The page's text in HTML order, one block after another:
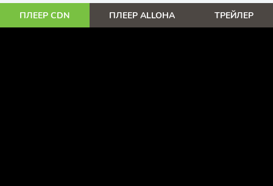
ПЛЕЕР CDN ПЛЕЕР ALLOHA ТРЕЙЛЕР